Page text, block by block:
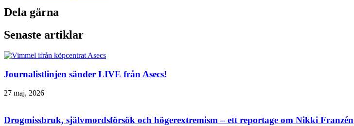
Dela gärna
Senaste artiklar
Journalistlinjen sänder LIVE från Asecs!
27 maj, 2026
Drogmissbruk, självmordsförsök och högerextremism – ett reportage om Nikki Franzén